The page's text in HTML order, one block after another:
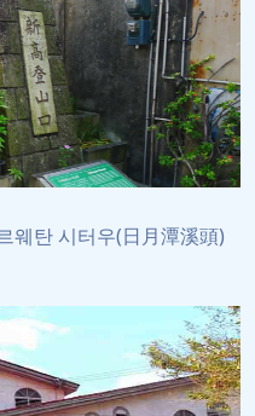
웨탄 시터우(日月潭溪頭)